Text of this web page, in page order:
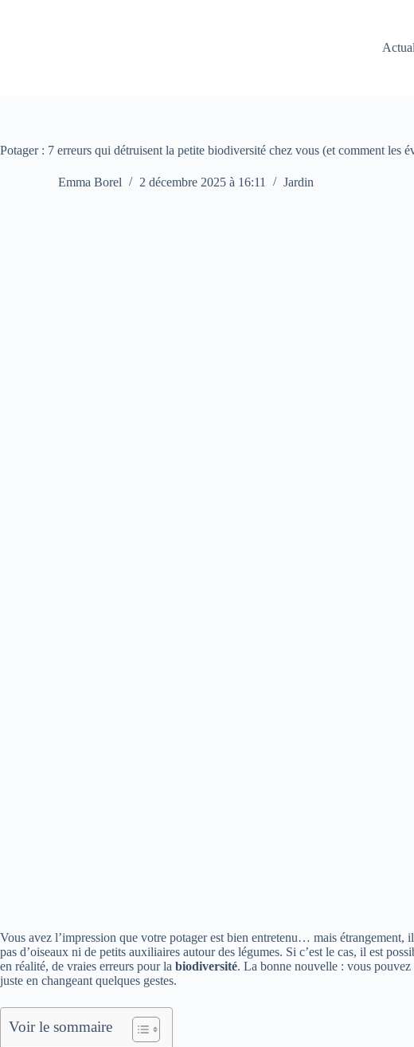
Potager : 7 erreurs qui détruisent la petite biodiversité chez vous (et comment les
Emma Borel 2 décembre 2025 à 16:11 Jardin
Vous avez l’impression que votre potager est bien entretenu… mais étrangement,
pas d’oiseaux ni de petits auxiliaires autour des légumes. Si c’est le cas, il est
en réalité, de vraies erreurs pour la biodiversité. La bonne nouvelle : vous pouvez
juste en changeant quelques gestes.
Voir le sommaire